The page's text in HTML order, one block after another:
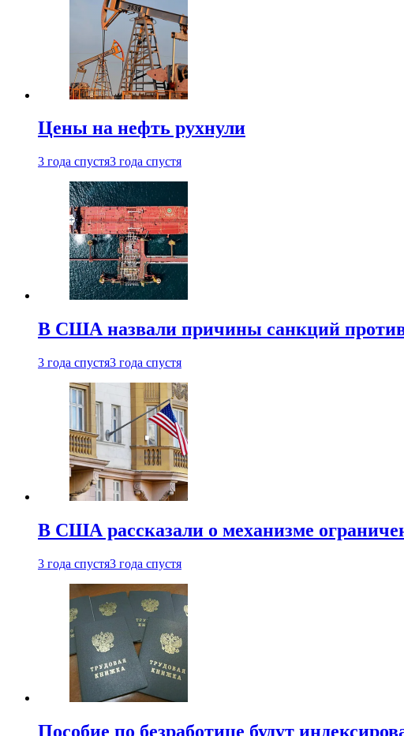
Цены на нефть рухнули
3 года спустя3 года спустя
В США назвали причины санкций против
3 года спустя3 года спустя
В США рассказали о механизме
3 года спустя3 года спустя
Пособие по безработице будут